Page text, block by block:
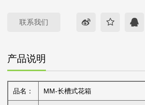
联系我们
产品说明
品名： MM-长槽式花箱